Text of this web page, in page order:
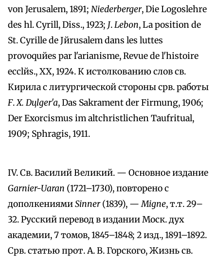
von Jerusalem, 1891; Niederberger, Die Logoslehre
des hl. Cyrill, Diss., 1923; J.Lebon, La position de
St. Cyrille de Jйrusalem dans les luttes
provoquйes par l'arianisme, Revue de l'histoire
ecclйs., XX, 1924. К истолкованию слов св.
Кирила с литургической стороны срв. работы
F.X. Dцlger'a, Das Sakrament der Firmung, 1906;
Der Exorcismus im altchristlichen Taufritual,
1909; Sphragis, 1911.
IV. Св. Василий Великий. — Основное издание
Garnier-Uaran (1721–1730), повторено с
дополкениямиSinner(1839), —Міgпе, т.т. 29–
32. Русский перевод в издании Моск. дух
академии, 7 томов, 1845–1848; 2 изд., 1891–1892.
Срв. статью прот. А. В. Горского, Жизнь св.